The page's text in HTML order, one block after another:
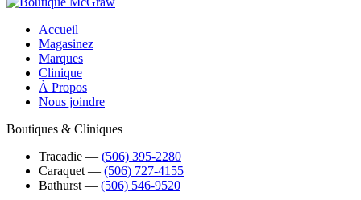
Accueil
Magasinez
Marques
Clinique
À Propos
Nous joindre
Boutiques & Cliniques
Tracadie ― (506) 395-2280
Caraquet ― (506) 727-4155
Bathurst ― (506) 546-9520